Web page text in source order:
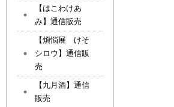
【はこわけあ
み】通信販売
【煩悩展 けそ
シロウ】通信販
売
【九月酒】通信
販売